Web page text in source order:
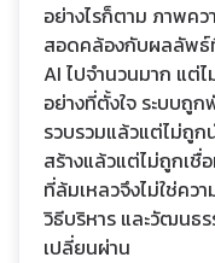
อย่างไรก็ตาม ภาพค
สอดคล้องกับผลลัพธ์
AI ไปจำนวนมาก แต่
อย่างที่ตั้งใจ ระบบถู
รวบรวมแล้วแต่ไม่ถูก
สร้างแล้วแต่ไม่ถูกเชื่
ที่ล้มเหลวจึงไม่ใช่คว
วิธีบริหาร และวัฒนธ
เปลี่ยนผ่าน